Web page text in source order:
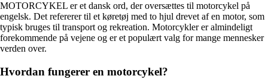
MOTORCYKEL er et dansk ord, der oversættes til motorcykel på
engelsk. Det refererer til et køretøj med to hjul drevet af en motor, som
typisk bruges til transport og rekreation. Motorcykler er almindeligt
forekommende på vejene og er et populært valg for mange mennesker
verden over.
Hvordan fungerer en motorcykel?